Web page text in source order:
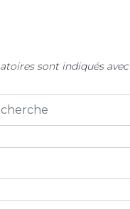
sont indiqués avec